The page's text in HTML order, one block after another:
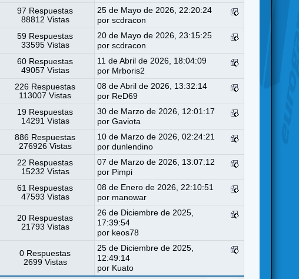
97 Respuestas
88812 Vistas
25 de Mayo de 2026, 22:20:24
porscdracon
59 Respuestas
33595 Vistas
20 de Mayo de 2026, 23:15:25
porscdracon
60 Respuestas
49057 Vistas
11 de Abril de 2026, 18:04:09
por Mrboris2
226 Respuestas
113007 Vistas
08 de Abril de 2026, 13:32:14
por ReD69
19 Respuestas
14291 Vistas
30 de Marzo de 2026, 12:01:17
porGaviota
886 Respuestas
276926 Vistas
10 de Marzo de 2026, 02:24:21
pordunlendino
22 Respuestas
15232 Vistas
07 de Marzo de 2026, 13:07:12
por Pimpi
61 Respuestas
47593 Vistas
08 de Enero de 2026, 22:10:51
por manowar
20 Respuestas
21793 Vistas
26 de Diciembre de 2025,
17:39:54
por keos78
0 Respuestas
2699 Vistas
25 de Diciembre de 2025,
12:49:14
por Kuato